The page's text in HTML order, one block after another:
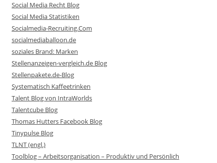
Social Media Recht Blog
Social Media Statistiken
Socialmedia-Recruiting.Com
socialmediaballoon.de
soziales Brand: Marken
Stellenanzeigen-vergleich.de Blog
Stellenpakete.de-Blog
Systematisch Kaffeetrinken
Talent Blog von IntraWorlds
Talentcube Blog
Thomas Hutters Facebook Blog
Tinypulse Blog
TLNT (engl.)
Toolblog – Arbeitsorganisation – Produktiv und Persönlich